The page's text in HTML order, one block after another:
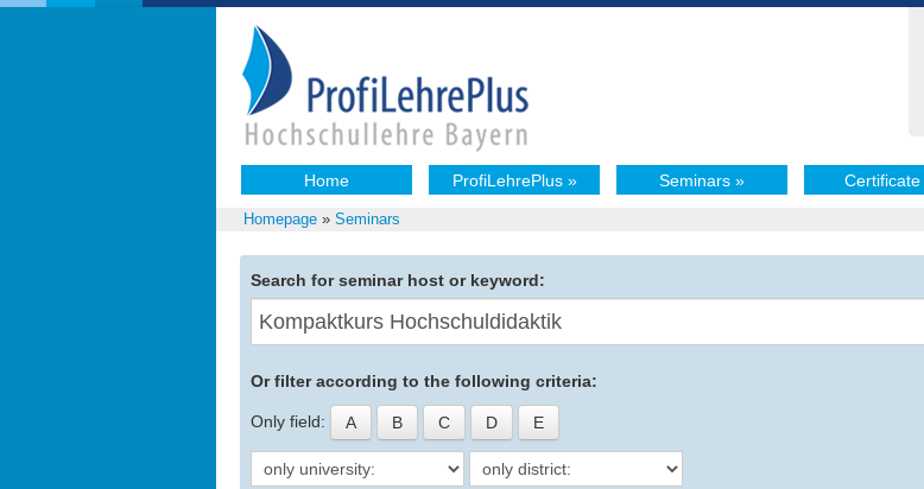
Home ProfiLehrePlus» Seminars » Certificate
Homepage » Seminars
Search for seminar host or keyword:
Or filter according to the following criteria:
Only field: A B C D E